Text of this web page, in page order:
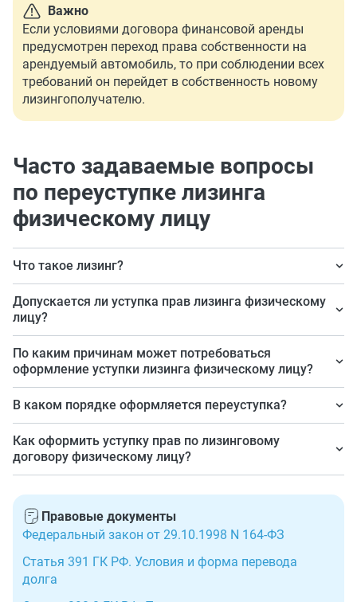
Важно
Если условиями договора финансовой аренды
предусмотрен переход права собственности на
арендуемый автомобиль, то при соблюдении всех
требований он перейдет в собственность новому
лизингополучателю.
Часто задаваемые вопросы
по переуступке лизинга
физическому лицу
Что такое лизинг?
Это финансовая аренда, при которой лизингодатель
производит покупку какого-либо имущества, которое
выбрал лизингополучатель, после чего передает
совершенную покупку за плату в аренду
лизингополучателю.
Допускается ли уступка прав лизинга физическому
лицу?
Да, допускается. Никаких ограничений на этот счет
действующее законодательство не содержит.
По каким причинам может потребоваться
оформление уступки лизинга физическому лицу?
Когда отпадает интерес лизингополучателя в
платежей становится затруднительной.
В каком порядке оформляется переуступка?
По правилам статьи 392.3 ГК РФ.
Как оформить уступку прав по лизинговому
договору физическому лицу?
заключить договор цессии между первоначальным и
новым лизингополучателями. При наличии
согласие лизингополучателя на перевод долга и
оформить соглашение о таком переводе на нового
Правовые документы
Федеральный закон от 29.10.1998 N 164-ФЗ
Статья 391 ГК РФ. Условия и форма перевода
долга